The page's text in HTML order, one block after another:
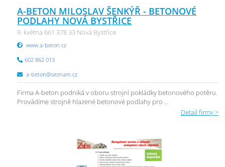
A-BETON MILOSLAV ŠENKÝŘ - BETONOVÉ
PODLAHY NOVÁ BYSTŘICE
9. května 661 378 33 Nová Bystřice
www.a-beton.cz
602 862 013
a-beton@seznam.cz
Firma A-beton podniká v oboru strojní pokládky betonového potěru.
Provádíme strojně hlazené betonové podlahy pro ...
Detail firmy >